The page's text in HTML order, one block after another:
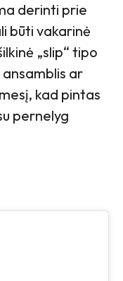
derinti prie
būti vakarinė
„slip“ tipo
ar
kad pintas
pernelyg